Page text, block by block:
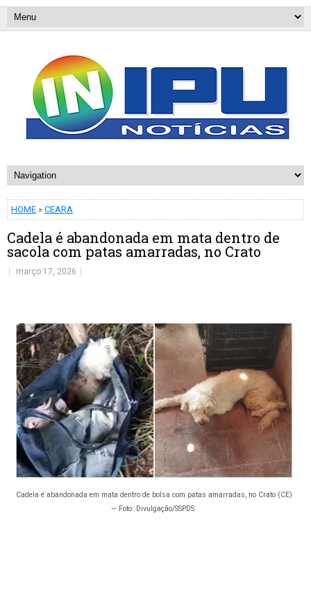
HOME » CEARA
Cadela é abandonada em mata dentro de
sacola com patas amarradas, no Crato
março 17, 2026
Cadela é abandonada em mata dentro de bolsa com patas amarradas, no Crato (CE)
— Foto: Divulgação/SSPDS